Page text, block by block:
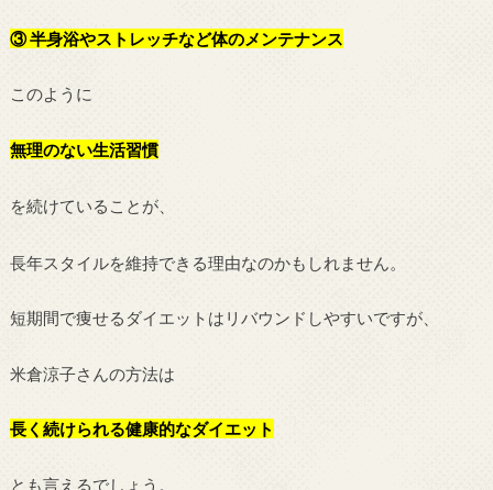
③ 半身浴やストレッチなど体のメンテナンス
このように
無理のない生活習慣
を続けていることが、
長年スタイルを維持できる理由なのかもしれません。
短期間で痩せるダイエットはリバウンドしやすいですが、
米倉涼子さんの方法は
長く続けられる健康的なダイエット
とも言えるでしょう。